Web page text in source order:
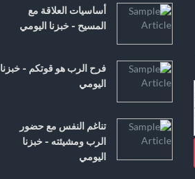
أساسيات العلاقة مع
المسيح - خبزنا اليومي
فرح الرب هو قوتكم - خبزنا
اليومي
تناغم النفس مع حضور
الرب ومشيئته - خبزنا
اليومي